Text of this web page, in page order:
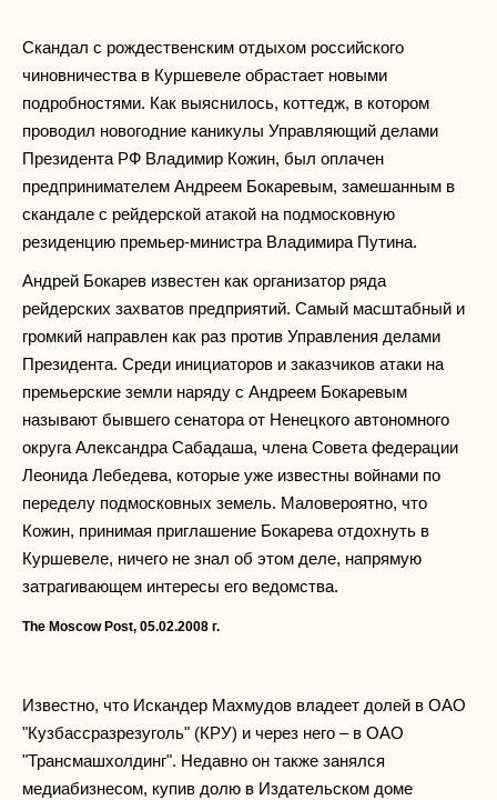
Скандал с рождественским отдыхом российского
чиновничества в Куршевеле обрастает новыми
подробностями. Как выяснилось, коттедж, в котором
проводил новогодние каникулы Управляющий делами
Президента РФ Владимир Кожин, был оплачен
предпринимателем Андреем Бокаревым, замешанным в
скандале с рейдерской атакой на подмосковную
резиденцию премьер-министра Владимира Путина.
Андрей Бокарев известен как организатор ряда
рейдерских захватов предприятий. Самый масштабный и
громкий направлен как раз против Управления делами
Президента. Среди инициаторов и заказчиков атаки на
премьерские земли наряду с Андреем Бокаревым
называют бывшего сенатора от Ненецкого автономного
округа Александра Сабадаша, члена Совета федерации
Леонида Лебедева, которые уже известны войнами по
переделу подмосковных земель. Маловероятно, что
Кожин, принимая приглашение Бокарева отдохнуть в
Куршевеле, ничего не знал об этом деле, напрямую
затрагивающем интересы его ведомства.
The Moscow Post, 05.02.2008 г.
Известно, что Искандер Махмудов владеет долей в ОАО
"Кузбассразрезуголь" (КРУ) и через него – в ОАО
"Трансмашхолдинг". Недавно он также занялся
медиабизнесом, купив долю в Издательском доме